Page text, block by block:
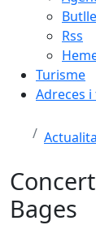
Rss
Turisme
Adreces
Bages